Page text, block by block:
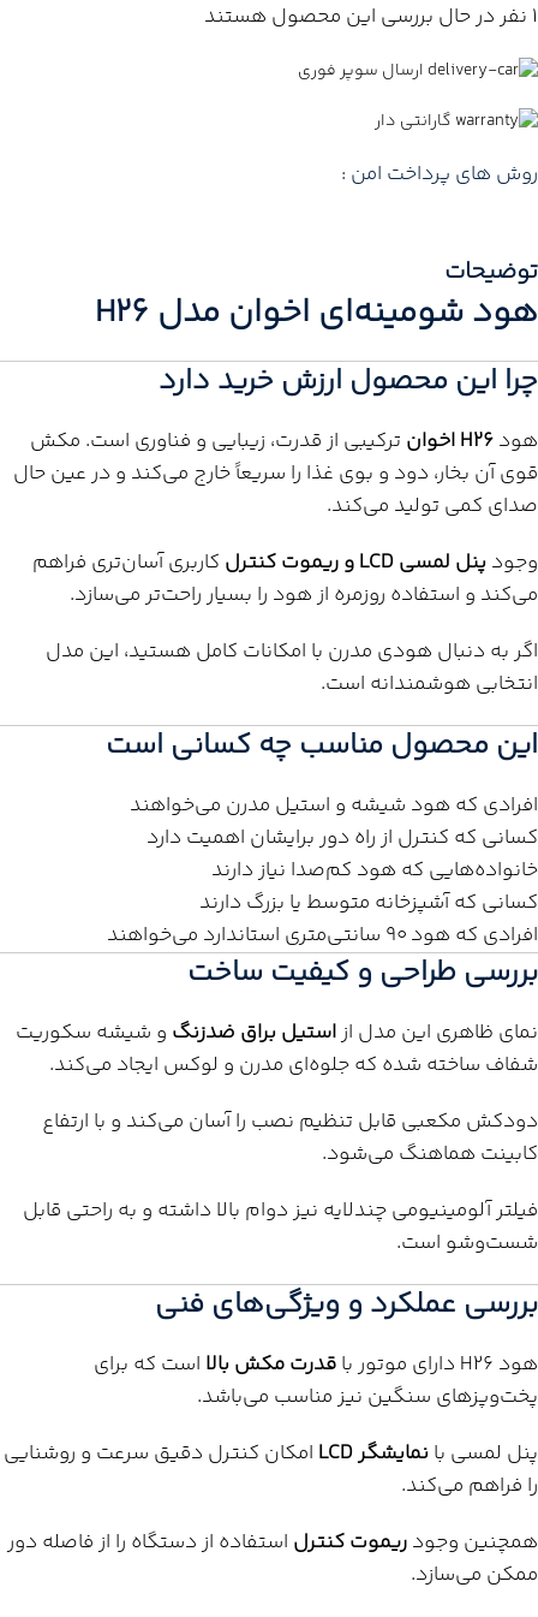
1 نفر در حال بررسی این محصول هستند
ارسال سوپر فوری
گارانتی دار
روش های پرداخت امن :
توضیحات
هود شومینه‌ای اخوان مدل H26
چرا این محصول ارزش خرید دارد
هودH26 اخوان
ترکیبی از قدرت، زیبایی و فناوری است. مکش
قوی آن بخار، دود و بوی غذا را سریعاً خارج می‌کند و در عین حال
صدای کمی تولید می‌کند.
وجود پنل لمسی LCD و ریموت کنترل
کاربری آسان‌تری فراهم
می‌کند و استفاده روزمره از هود را بسیار راحت‌تر می‌سازد.
اگر به دنبال هودی مدرن با امکانات کامل هستید، این مدل
انتخابی هوشمندانه است.
این محصول مناسب چه کسانی است
افرادی که هود شیشه و استیل مدرن می‌خواهند
کسانی که کنترل از راه دور برایشان اهمیت دارد
خانواده‌هایی که هود کم‌صدا نیاز دارند
کسانی که آشپزخانه متوسط یا بزرگ دارند
افرادی که هود ۹۰ سانتی‌متری استاندارد می‌خواهند
بررسی طراحی و کیفیت ساخت
نمای ظاهری این مدل ازاستیل براق ضدزنگ و شیشه سکوریت
شفاف ساخته شده که جلوه‌ای مدرن و لوکس ایجاد می‌کند.
دودکش مکعبی قابل تنظیم نصب را آسان می‌کند و با ارتفاع
کابینت هماهنگ می‌شود.
فیلتر آلومینیومی چندلایه نیز دوام بالا داشته و به راحتی قابل
شست‌وشو است.
بررسی عملکرد و ویژگی‌های فنی
هود H26 دارای موتور با قدرت مکش بالا است که برای
پخت‌وپزهای سنگین نیز مناسب می‌باشد.
پنل لمسی با نمایشگر LCD
امکان کنترل دقیق سرعت و روشنایی
را فراهم می‌کند.
همچنین وجودریموت کنترل استفاده از دستگاه را از فاصله دور
ممکن می‌سازد.